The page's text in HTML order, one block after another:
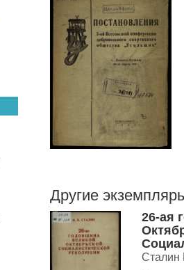
Другие
26-ая
Сталин